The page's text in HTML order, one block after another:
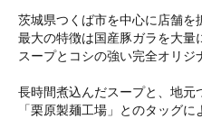
茨城県つくば市を中心に店舗を
最大の特徴は国産豚ガラを大量
スープとコシの強い完全オリジ
長時間煮込んだスープと、地元
「栗原製麺工場」とのタッグに